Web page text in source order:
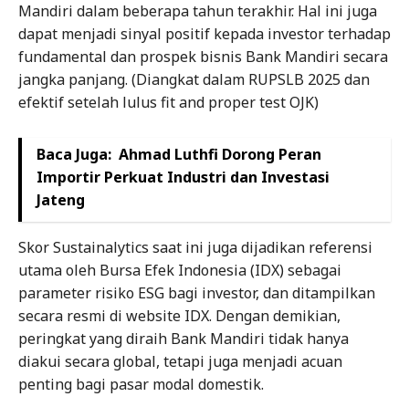
Mandiri dalam beberapa tahun terakhir. Hal ini juga
dapat menjadi sinyal positif kepada investor terhadap
fundamental dan prospek bisnis Bank Mandiri secara
jangka panjang. (Diangkat dalam RUPSLB 2025 dan
efektif setelah lulus fit and proper test OJK)
Baca Juga: Ahmad Luthfi Dorong Peran
Importir Perkuat Industri dan Investasi
Jateng
Skor Sustainalytics saat ini juga dijadikan referensi
utama oleh Bursa Efek Indonesia (IDX) sebagai
parameter risiko ESG bagi investor, dan ditampilkan
secara resmi di website IDX. Dengan demikian,
peringkat yang diraih Bank Mandiri tidak hanya
diakui secara global, tetapi juga menjadi acuan
penting bagi pasar modal domestik.